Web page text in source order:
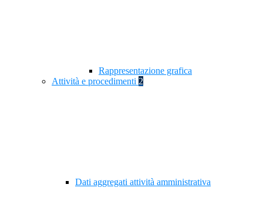
Rappresentazione grafica
Attività e procedimenti 2
Dati aggregati attività amministrativa